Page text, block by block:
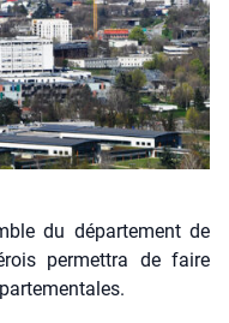
du département de
permettra de faire